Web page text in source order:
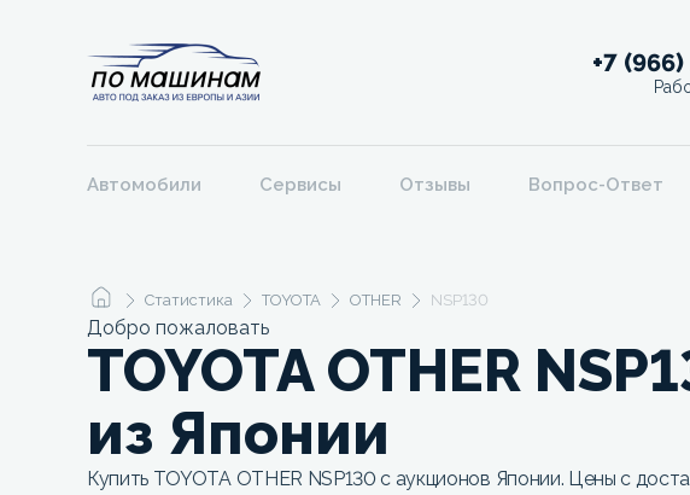
+7
Автомобили Сервисы Отзывы Вопрос-Ответ
Статистика TOYOTA OTHER NSP130
Добро пожаловать
TOYOTA OTHER
из Японии
Купить TOYOTA OTHER NSP130 с аукционов Японии. Цены с